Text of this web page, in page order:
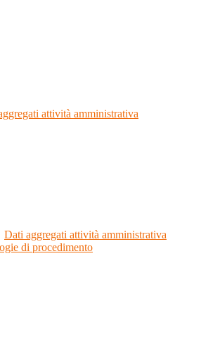
attività amministrativa
Dati aggregati attività amministrativa
di procedimento